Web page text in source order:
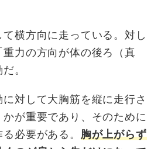
横方向に走っている。対し
力の方向が体の後ろ（真
。
対して大胸筋を縦に走行さ
が重要であり、そのために
必要がある。 胸が上がらず